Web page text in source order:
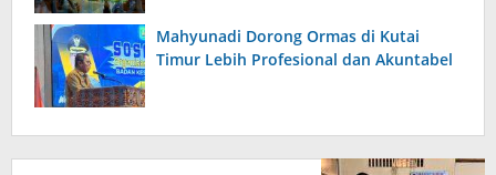
Mahyunadi Dorong Ormas di Kutai
Timur Lebih Profesional dan Akuntabel